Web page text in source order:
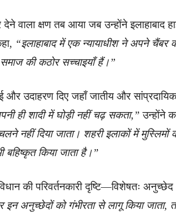
वाला क्षण तब आया जब उन्होंने इलाहाबाद
“इलाहाबाद में एक न्यायाधीश ने अपने
समाज की कठोर सच्चाइयाँ हैं।”
उदाहरण दिए जहाँ जातीय और
ही शादी में घोड़ी नहीं चढ़ सकता,” उन्होंने
नहीं दिया जाता। शहरी इलाकों में मुस्लिमों
बहिष्कृत किया जाता है।”
की परिवर्तनकारी दृष्टि—विशेषतः
इन अनुच्छेदों को गंभीरता से लागू किया जाता,